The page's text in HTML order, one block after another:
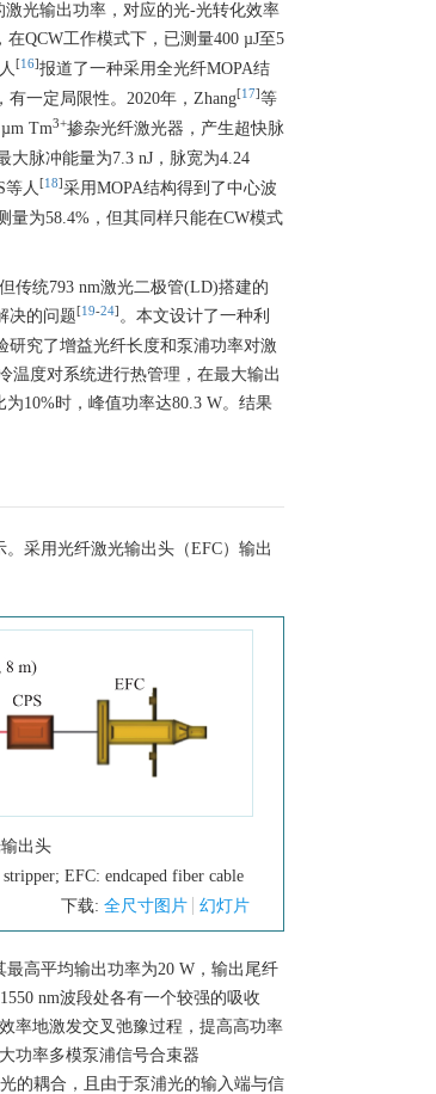
激光输出功率，对应的光-光转化效率
QCW工作模式下，已测量400 µJ至5
[16]报道了一种采用全光纤MOPA结
一定局限性。2020年，Zhang[17]等
Tm3+掺杂光纤激光器，产生超快脉
大脉冲能量为7.3 nJ，脉宽为4.24
等人 [18]采用MOPA结构得到了中心波
量为58.4%，但其同样只能在CW模式
传统793 nm激光二极管(LD)搭建的
决的问题[19-24] 。本文设计了一种利
研究了增益光纤长度和泵浦功率对激
温度对系统进行热管理，在最大输出
10%时，峰值功率达80.3 W。结果
。采用光纤激光输出头（EFC）输出
出头
EFC: endcaped fiber cable
下载: 全尺寸图片 幻灯片
高平均输出功率为20 W，输出尾纤
nm波段处各有一个较强的吸收
率地激发交叉弛豫过程，提高高功率
功率多模泵浦信号合束器
的耦合，且由于泵浦光的输入端与信